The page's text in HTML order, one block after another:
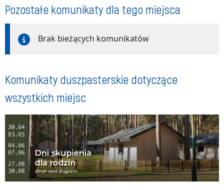
Pozostałe komunikaty dla tego miejsca
Brak bieżących komunikatów
Komunikaty duszpasterskie dotyczące
wszystkich miejsc